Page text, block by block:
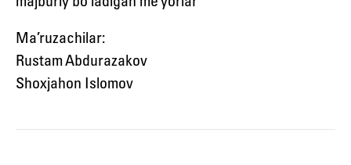
Ma’ruzachilar:
Rustam Abdurazakov
Shoxjahon Islomov